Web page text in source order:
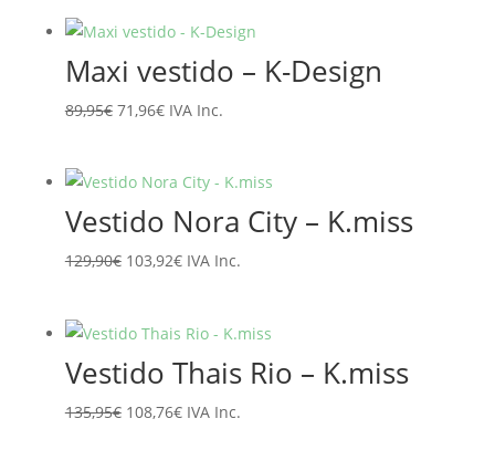
era:
94,95€.
es:
75,96€.
Maxi vestido – K-Design
89,95€ El
era:
89,95€.
71,96€El
es:
71,96€.
IVA Inc.
Vestido Nora City – K.miss
129,90€ El
era:
129,90€.
103,92€El
es:
103,92€.
IVA Inc.
Vestido Thais Rio – K.miss
135,95€ El
108,76€ElIVA Inc.